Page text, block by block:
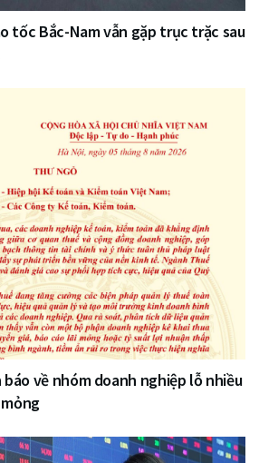
tốc Bắc-Nam vẫn gặp trục trặc sau
về nhóm doanh nghiệp lỗ nhiều